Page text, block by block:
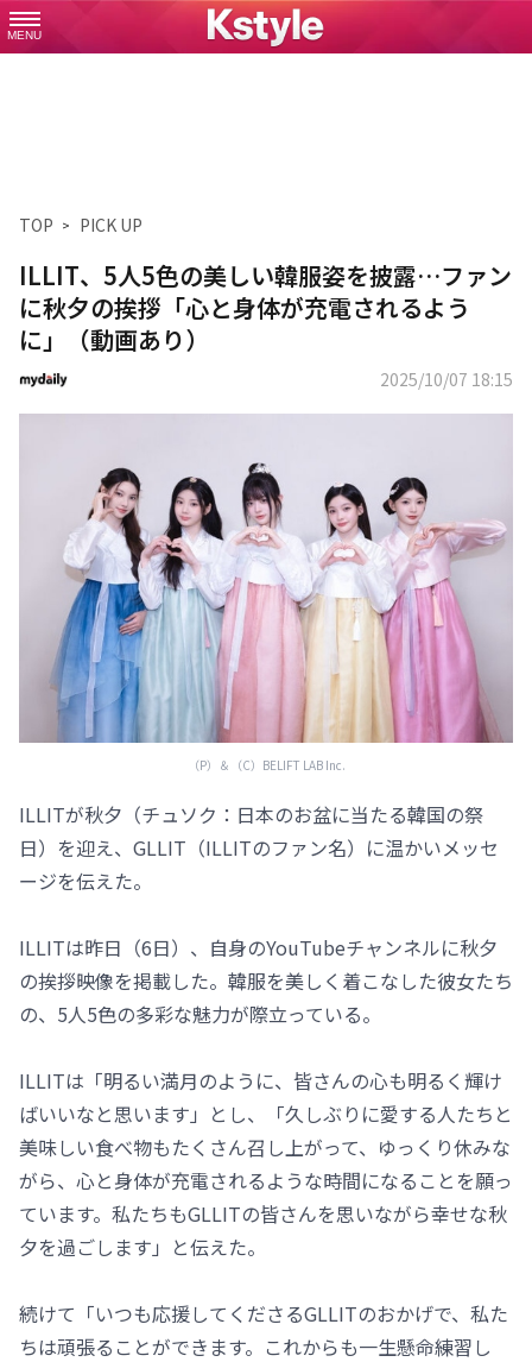
MENU
TOP PICK UP
ILLIT、5人5色の美しい韓服姿を披露…ファン
に秋夕の挨拶「心と身体が充電されるよう
に」（動画あり）
2025/10/07 18:15
（P）＆（C）BELIFT LAB Inc.
ILLITが秋夕（チュソク：日本のお盆に当たる韓国の祭
日）を迎え、GLLIT（ILLITのファン名）に温かいメッセ
ージを伝えた。
ILLITは昨日（6日）、自身のYouTubeチャンネルに秋夕
の挨拶映像を掲載した。韓服を美しく着こなした彼女たち
の、5人5色の多彩な魅力が際立っている。
ILLITは「明るい満月のように、皆さんの心も明るく輝け
ばいいなと思います」とし、「久しぶりに愛する人たちと
美味しい食べ物もたくさん召し上がって、ゆっくり休みな
がら、心と身体が充電されるような時間になることを願っ
ています。私たちもGLLITの皆さんを思いながら幸せな秋
夕を過ごします」と伝えた。
続けて「いつも応援してくださるGLLITのおかげで、私た
ちは頑張ることができます。これからも一生懸命練習し